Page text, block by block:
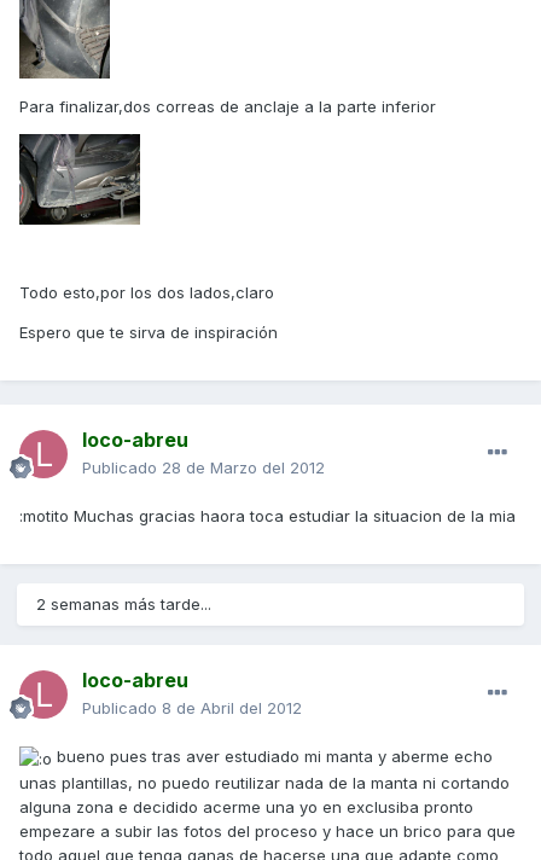
Para finalizar,dos correas de anclaje a la parte inferior
Todo esto,por los dos lados,claro
Espero que te sirva de inspiración
loco-abreu
Publicado 28 de Marzo del 2012
:motito Muchas gracias haora toca estudiar la situacion de la mia
2 semanas más tarde...
loco-abreu
Publicado 8 de Abril del 2012
bueno pues tras aver estudiado mi manta y aberme echo
unas plantillas, no puedo reutilizar nada de la manta ni cortando
alguna zona e decidido acerme una yo en exclusiba pronto
empezare a subir las fotos del proceso y hace un brico para que
todo aquel que tenga ganas de hacerse una que adapte como